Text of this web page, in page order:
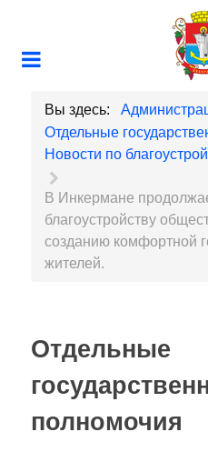
Вы здесь:
Отдельные
Новости по
В Инкермане
благоустройству
созданию комфортной
жителей.
Отдельные
полномочия